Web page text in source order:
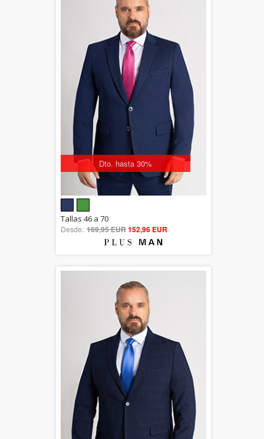
Dto. hasta 30%
out of 5
Tallas 46 a 70
Desde: 169,95 EUR152,96 EUR